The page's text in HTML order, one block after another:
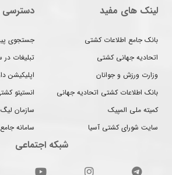
لینک های مفید
بانک جامع اطلاعات کشتی
اتحادیه جهانی کشتی
وزارت ورزش و جوانان
بانک اطلاعات کشتی اتحادیه جهانی
کمیته ملی المپیک
سایت شورای کشتی آسیا
دسترسی
جستجوی
تبلیغات
اپلیکیشن
انستیتو
سازمان لیگ
سامانه
شبکه اجتماعی